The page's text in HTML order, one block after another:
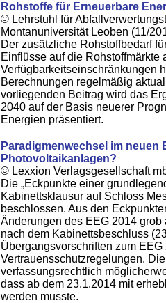
Rohstoffe für Erneuerbare
© Lehrstuhl für
Montanuniversität Leoben (11/
Der zusätzliche Rohstoffbedarf
Einflüsse auf die Rohstoffmärkte
Verfügbarkeitseinschränkungen
Berechnungen regelmäßig
vorliegenden Beitrag wird das
2040 auf der Basis neuerer
Energien präsentiert.
Paradigmenwechsel im neuen
Photovoltaikanlagen?
© Lexxion Verlagsgesellschaft
Die „Eckpunkte einer
Kabinettsklausur auf Schloss
beschlossen. Aus den
Änderungen des EEG 2014
nach dem Kabinettsbeschluss
Übergangsvorschriften zum
Vertrauensschutzregelungen.
verfassungsrechtlich
dass ab dem 23.1.2014 mit
werden musste.